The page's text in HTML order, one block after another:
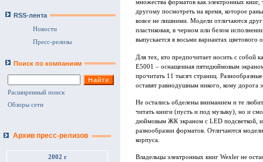
RSS-лента
Новости
Пресс-релизы
Поиск по компаниям
Расширенный поиск
Обзоры сети
Архив пресс-релизов
2002 г
множества форматов как электронных
другому посмотреть на время, которое
вовсе не лишними. Модели отличаются
пластиковая, в черном или белом
выпускается в восьми вариантах цветового
Для тех, кто предпочитает носить с собой
E5001 – оснащенная пятидюймовым
прочитать 11 тысяч страниц.
оставят равнодушным никого, кому дорога
Не остались обделены вниманием и те
читать книги (пусть и под музыку), но и
дюймовым ЖК экраном с LED подсветкой, и
разнообразии форматов. Отличаются
корпуса.
Владельцы электронных книг Wexler не